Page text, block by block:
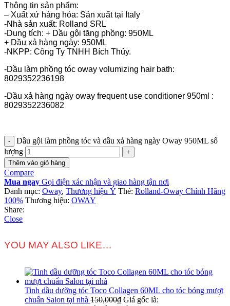
Thông tin sản phẩm:
– Xuất xứ hàng hóa: Sản xuất tại Italy
-Nhà sản xuất: Rolland SRL
-Dung tích: + Dầu gội tăng phồng: 950ML
+ Dầu xả hàng ngày: 950ML
-NKPP: Công Ty TNHH Bích Thủy.
-Dầu làm phồng tóc oway volumizing hair bath:
8029352236198
-Dầu xả hàng ngày oway frequent use conditioner 950ml :
8029352236082
Dầu gội làm phồng tóc và dầu xả hàng ngày Oway 950ML số
lượng
Thêm vào giỏ hàng
Compare
Mua ngay Gọi điện xác nhận và giao hàng tận nơi
Danh mục: Oway, Thương hiệu Ý Thẻ: Rolland-Oway Chính Hãng
100% Thương hiệu: OWAY
Share:
Close
YOU MAY ALSO LIKE…
Tinh dầu dưỡng tóc Toco Collagen 60ML cho tóc bóng mượt
chuẩn Salon tại nhà 150,000₫ Giá gốc là: